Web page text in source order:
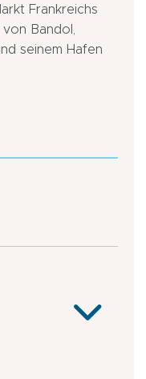
Frankreichs
Bandol,
seinem Hafen